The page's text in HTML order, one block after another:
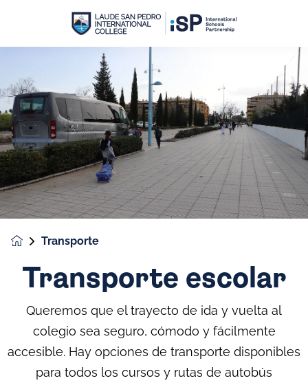
Transporte
Transporte escolar
Queremos que el trayecto de ida y vuelta al
colegio sea seguro, cómodo y fácilmente
accesible. Hay opciones de transporte disponibles
para todos los cursos y rutas de autobús